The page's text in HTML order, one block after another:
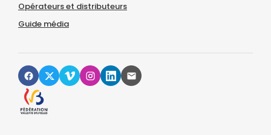
Opérateurs et distributeurs
Guide média